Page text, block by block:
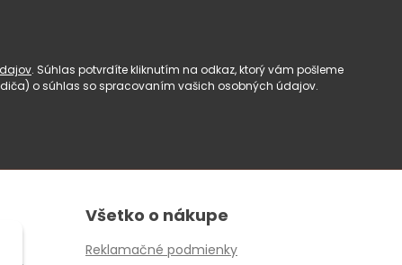
. Súhlas potvrdíte kliknutím na odkaz, ktorý vám pošleme
o súhlas so spracovaním vašich osobných údajov.
Všetko o nákupe
Reklamačné podmienky